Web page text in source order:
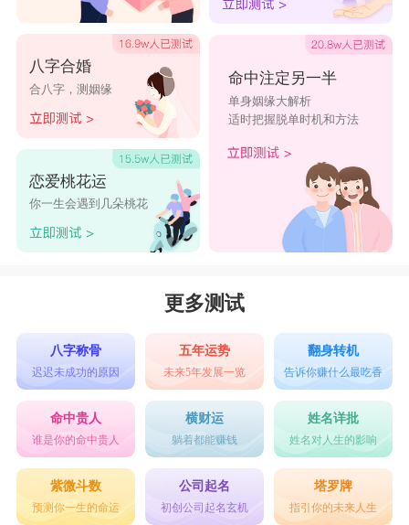
八字合婚
合八字，测姻缘
恋爱桃花运
你一生会遇到几朵桃花
命中注定另一半
单身姻缘大解析
适时把握脱单时机和方法
更多测试
八字称骨
迟迟未成功的原因
五年运势
未来5年发展一览
翻身转机
告诉你赚什么最吃香
命中贵人
谁是你的命中贵人
横财运
躺着都能赚钱
姓名详批
姓名对人生的影响
紫微斗数
预测你一生的命运
公司起名
初创公司起名玄机
塔罗牌
指引你的未来人生